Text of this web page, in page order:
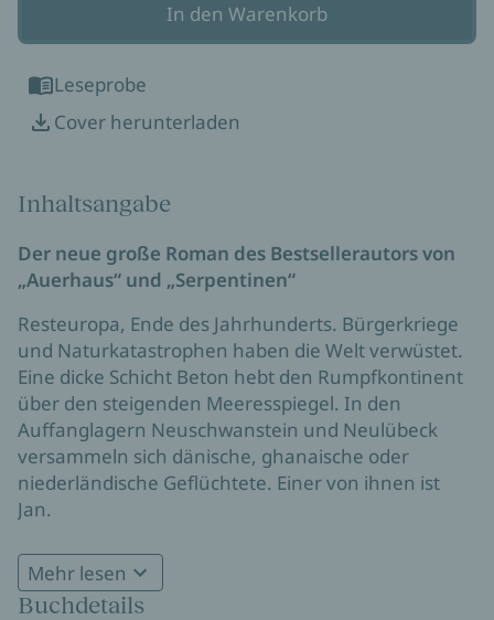
In den Warenkorb
Leseprobe
Cover herunterladen
Inhaltsangabe
Der neue große Roman des Bestsellerautors von
„Auerhaus“ und „Serpentinen“
Resteuropa, Ende des Jahrhunderts. Bürgerkriege
und Naturkatastrophen haben die Welt verwüstet.
Eine dicke Schicht Beton hebt den Rumpfkontinent
über den steigenden Meeresspiegel. In den
Auffanglagern Neuschwanstein und Neulübeck
versammeln sich dänische, ghanaische oder
niederländische Geflüchtete. Einer von ihnen ist
Jan.
Mit nichts am Leib tritt er in die Dienste von A. wie
Anna. Für sie war es höchste Zeit, sich einen
Trauergastarbeiter zuzulegen.
Mehr lesen
Buchdetails